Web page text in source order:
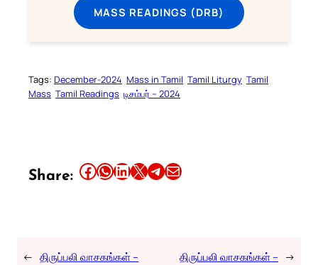
MASS READINGS (DRB)
Tags: December-2024 Mass in Tamil Tamil Liturgy Tamil
Mass Tamil Readings டிசம்பர் – 2024
Share: Share this article on Facebook Share this article on WhatsApp Share this article on LinkedIn Share this article on X Share this article on TelegramEmail this Article
← திருப்பலி வாசகங்கள் –
திருப்பலி வாசகங்கள் – →